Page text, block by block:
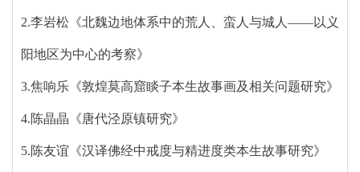
2.李岩松《北魏边地体系中的荒人、蛮人与城人——以义
阳地区为中心的考察》
3.焦响乐《敦煌莫高窟睒子本生故事画及相关问题研究》
4.陈晶晶《唐代泾原镇研究》
5.陈友谊《汉译佛经中戒度与精进度类本生故事研究》